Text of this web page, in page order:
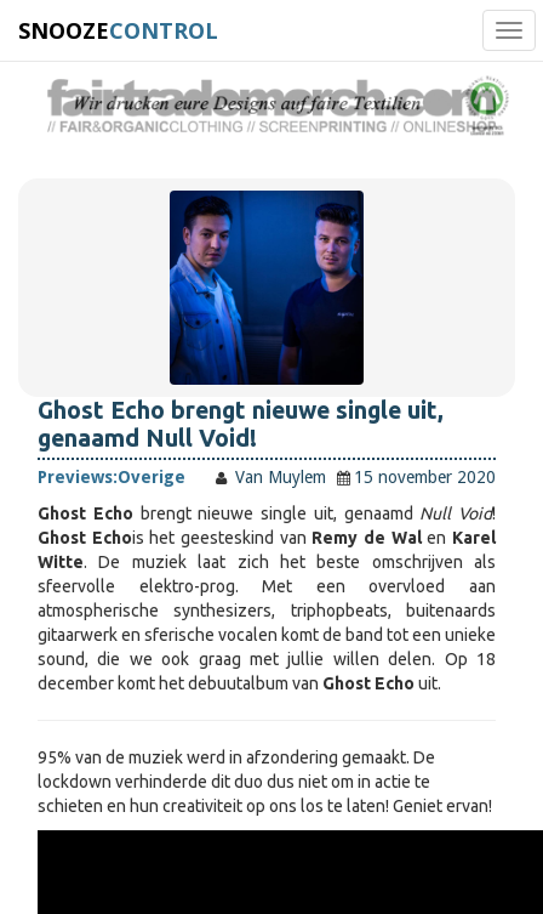
SNOOZECONTROL
Ghost Echo brengt nieuwe single uit,
genaamd Null Void!
Previews:Overige Van Muylem
15 november 2020
Ghost Echo brengt nieuwe single uit, genaamd Null Void!
Ghost Echois het geesteskind van Remy de Walen Karel
Witte. De muziek laat zich het beste omschrijven als
sfeervolle elektro-prog. Met een overvloed aan
atmospherische synthesizers, triphopbeats, buitenaards
gitaarwerk en sferische vocalen komt de band tot een unieke
sound, die we ook graag met jullie willen delen. Op 18
december komt het debuutalbum van Ghost Echo uit.
95% van de muziek werd in afzondering gemaakt. De
lockdown verhinderde dit duo dus niet om in actie te
schieten en hun creativiteit op ons los te laten! Geniet ervan!